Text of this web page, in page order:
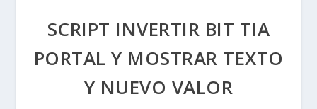
SCRIPT INVERTIR BIT TIA
PORTAL Y MOSTRAR TEXTO
Y NUEVO VALOR